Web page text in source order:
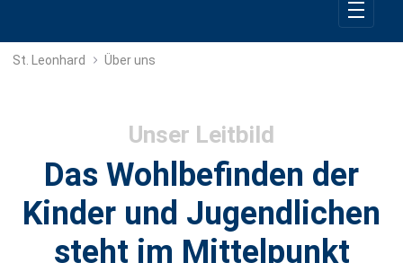
St. Leonhard Über uns
Unser Leitbild
Das Wohlbefinden der
Kinder und Jugendlichen
steht im Mittelpunkt